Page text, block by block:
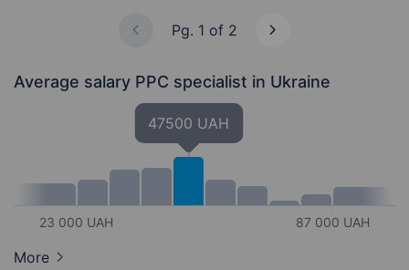
Pg. 1 of 2
Average salary PPC specialist in Ukraine
23 000 UAH
47500 UAH
87 000 UAH
More